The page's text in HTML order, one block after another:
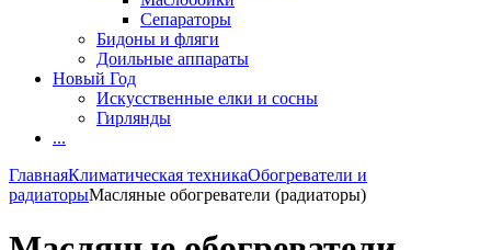
Сепараторы
Бидоны и фляги
Доильные аппараты
Новый Год
Искусственные елки и сосны
Гирлянды
...
ГлавнаяКлиматическая техникаОбогреватели и
радиаторыМасляные обогреватели (радиаторы)